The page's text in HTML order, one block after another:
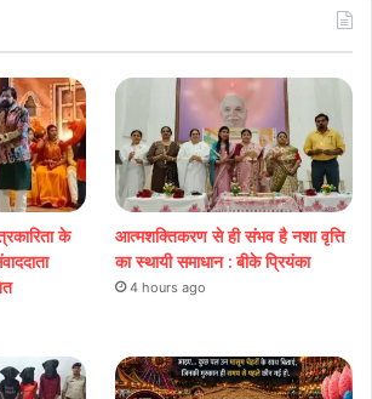
के
आत्मशक्तिकरण से ही संभव है नशा वृत्ति
का स्थायी समाधान : बीके प्रियंका
4 hours ago